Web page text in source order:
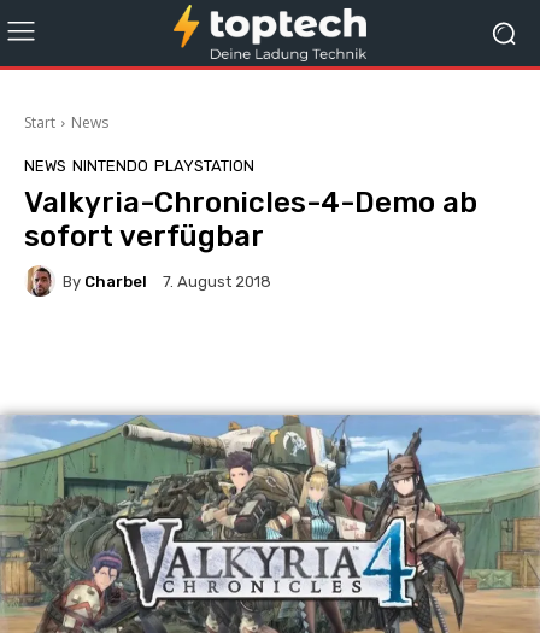
Start News
NEWS NINTENDO PLAYSTATION
Valkyria-Chronicles-4-Demo ab
sofort verfügbar
By Charbel 7. August 2018